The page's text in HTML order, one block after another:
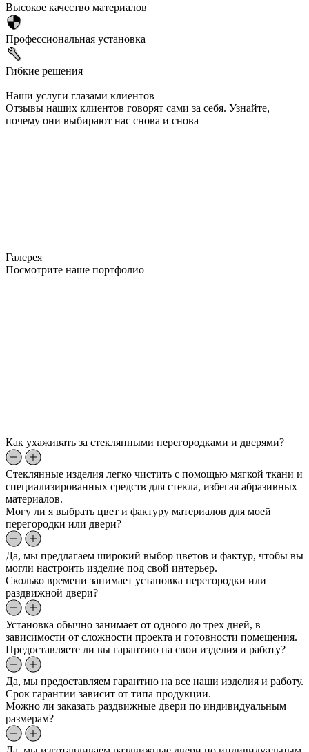
Высокое качество материалов
Профессиональная установка
Гибкие решения
Наши услуги глазами клиентов
Отзывы наших клиентов говорят сами за себя. Узнайте,
почему они выбирают нас снова и снова
Галерея
Посмотрите наше портфолио
Как ухаживать за стеклянными перегородками и дверями?
Стеклянные изделия легко чистить с помощью мягкой ткани и
специализированных средств для стекла, избегая абразивных
материалов.
Могу ли я выбрать цвет и фактуру материалов для моей
перегородки или двери?
Да, мы предлагаем широкий выбор цветов и фактур, чтобы вы
могли настроить изделие под свой интерьер.
Сколько времени занимает установка перегородки или
раздвижной двери?
Установка обычно занимает от одного до трех дней, в
зависимости от сложности проекта и готовности помещения.
Предоставляете ли вы гарантию на свои изделия и работу?
Да, мы предоставляем гарантию на все наши изделия и работу.
Срок гарантии зависит от типа продукции.
Можно ли заказать раздвижные двери по индивидуальным
размерам?